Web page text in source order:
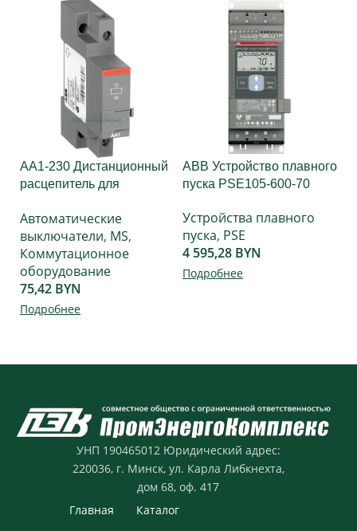
AA1-230 Дистанционный
расцепитель для
MO132(165) монтаж
слева
Автоматические
выключатели, MS,
Коммутационное
оборудование
75,42 BYN
Подробнее
ABB Устройство плавного
пуска PSE105-600-70
Устройства плавного
пуска, PSE
4 595,28 BYN
Подробнее
УНП 190465012 Юридический адрес:
220036,г. Минск, ул. Карла Либкнехта,
дом 68, оф. 417
Главная
Каталог